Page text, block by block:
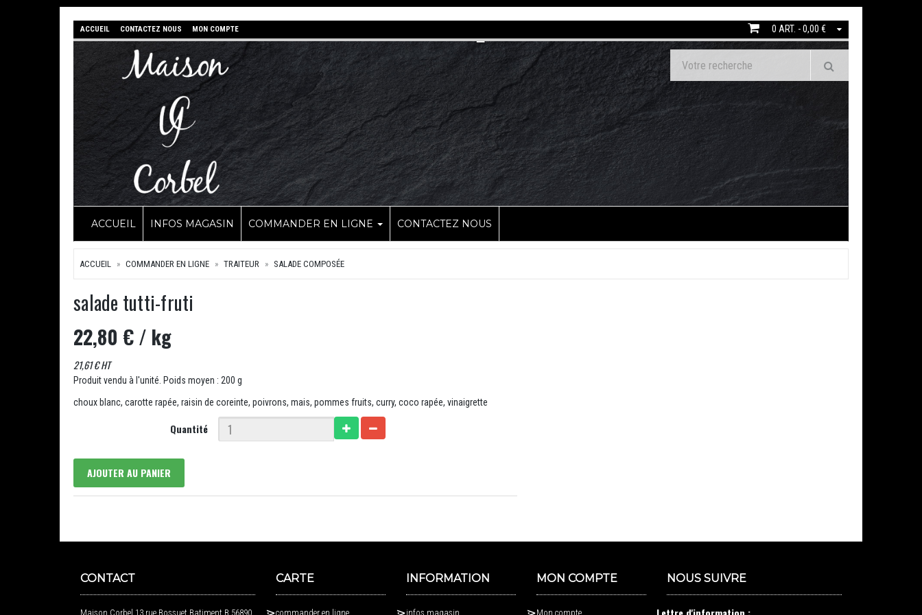
ACCUEIL CONTACTEZ NOUS MON COMPTE 0 ART. - 0,00 €
ACCUEIL INFOS MAGASIN COMMANDER EN LIGNE CONTACTEZ NOUS
ACCUEIL COMMANDER EN LIGNE TRAITEUR SALADE COMPOSÉE
salade tutti-fruti
22,80 €/ kg
21,61 € HT
Produit vendu à l'unité. Poids moyen : 200 g
choux blanc, carotte rapée, raisin de coreinte, poivrons, mais, pommes fruits, curry, coco rapée, vinaigrette
Quantité
AJOUTER AU PANIER
CONTACT
Maison Corbel 13 rue Bossuet Batiment B 56890
CARTE
commander en ligne
INFORMATION
infos magasin
MON COMPTE
Mon compte
NOUS SUIVRE